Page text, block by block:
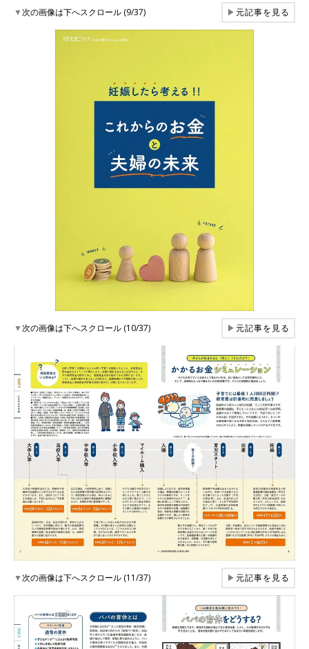
▼次の画像は下へスクロール (9/37) ▶元記事を見る
▼次の画像は下へスクロール (10/37) ▶元記事を見る
▼次の画像は下へスクロール (11/37) ▶元記事を見る